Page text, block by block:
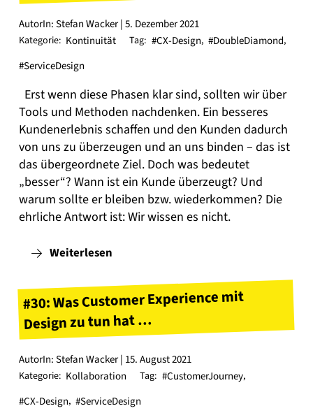
AutorIn: Stefan Wacker | 5. Dezember 2021
Kategorie: Kontinuität Tag: #CX-Design, #DoubleDiamond,
#ServiceDesign
Erst wenn diese Phasen klar sind, sollten wir über
Tools und Methoden nachdenken. Ein besseres
Kundenerlebnis schaffen und den Kunden dadurch
von uns zu überzeugen und an uns binden – das ist
das übergeordnete Ziel. Doch was bedeutet
„besser“? Wann ist ein Kunde überzeugt? Und
warum sollte er bleiben bzw. wiederkommen? Die
ehrliche Antwort ist: Wir wissen es nicht.
Weiterlesen
#30: Was Customer Experience mit
Design zu tun hat …
AutorIn: Stefan Wacker | 15. August 2021
Kategorie: Kollaboration Tag: #CustomerJourney,
#CX-Design, #ServiceDesign